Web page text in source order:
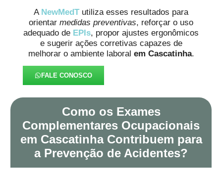
A NewMedT utiliza esses resultados para
orientar medidas preventivas, reforçar o uso
adequado de EPIs, propor ajustes ergonômicos
e sugerir ações corretivas capazes de
melhorar o ambiente laboral em Cascatinha.
FALE CONOSCO
Como os Exames
Complementares Ocupacionais
em Cascatinha Contribuem para
a Prevenção de Acidentes?